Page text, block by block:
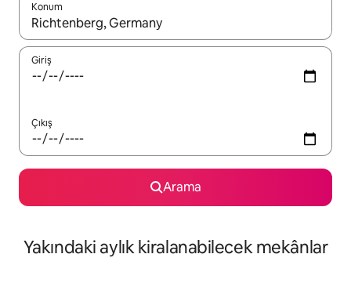
Konum
Sonuçlar kullanılabilir olduğunda yukarı ve aşağı oklarıyla
Giriş
Çıkış
Arama
Yakındaki aylık kiralanabilecek mekânlar